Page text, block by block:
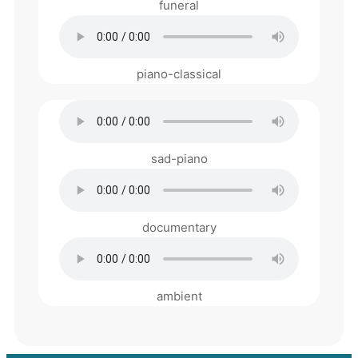
funeral
piano-classical
sad-piano
documentary
ambient